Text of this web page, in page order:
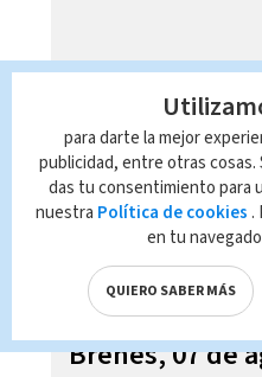
Telediario En
Brenes, 07 de
para darte la mejor
publicidad, entre otras
das tu consentimiento para
nuestra Política de cookies .
en tu
QUIERO SABER MÁS